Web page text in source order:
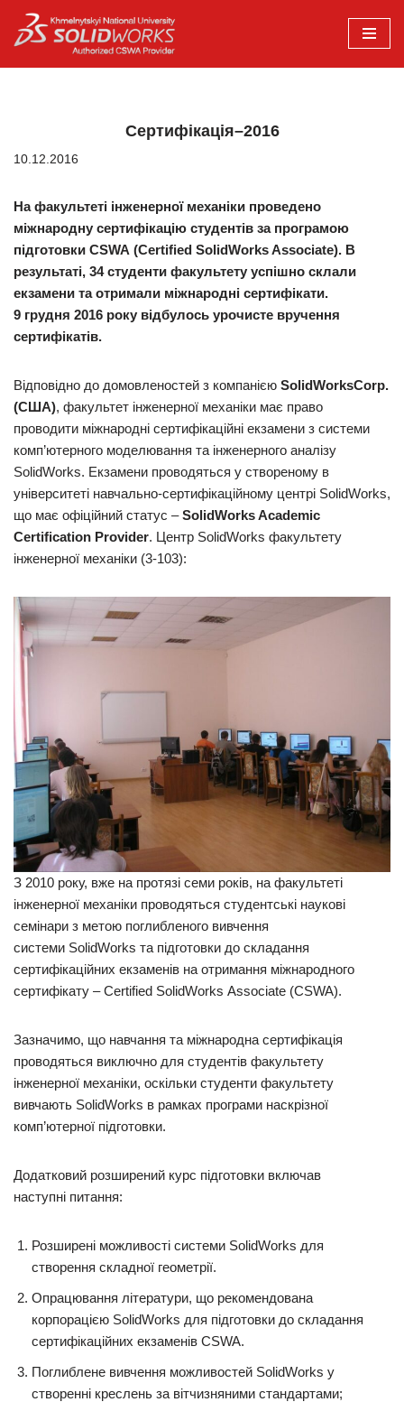
Перейти
до
Сертифікація–2016
10.12.2016
На факультеті інженерної механіки проведено
міжнародну сертифікацію студентів за програмою
підготовки CSWA (Certified SolidWorks Associate). В
результаті, 34 студенти факультету успішно склали
екзамени та отримали міжнародні сертифікати.
9 грудня 2016 року відбулось урочисте вручення
сертифікатів.
Відповідно до домовленостей з компанією SolidWorksCorp.
(США), факультет інженерної механіки має право
проводити міжнародні сертифікаційні екзамени з системи
комп’ютерного моделювання та інженерного аналізу
SolidWorks. Екзамени проводяться у створеному в
університеті навчально-сертифікаційному центрі SolidWorks,
що має офіційний статус –SolidWorks Academic
Certification Provider. Центр SolidWorks факультету
інженерної механіки (3-103):
З 2010 року, вже на протязі семи років, на факультеті
інженерної механіки проводяться студентські наукові
семінари з метою поглибленого вивчення
системи SolidWorks та підготовки до складання
сертифікаційних екзаменів на отримання міжнародного
сертифікату – Certified SolidWorks Associate (CSWA).
Зазначимо, що навчання та міжнародна сертифікація
проводяться виключно для студентів факультету
інженерної механіки, оскільки студенти факультету
вивчають SolidWorks в рамках програми наскрізної
комп’ютерної підготовки.
Додатковий розширений курс підготовки включав
наступні питання:
Розширені можливості системи SolidWorks для
створення складної геометрії.
Опрацювання літератури, що рекомендована
корпорацією SolidWorks для підготовки до складання
сертифікаційних екзаменів CSWA.
Поглиблене вивчення можливостей SolidWorks у
створенні креслень за вітчизняними стандартами;